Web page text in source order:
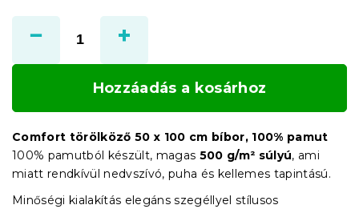
Hozzáadás a kosárhoz
Comfort törölköző 50 x 100 cm bíbor, 100% pamut
100% pamutból készült, magas 500 g/m² súlyú, ami
miatt rendkívül nedvszívó, puha és kellemes tapintású.
Minőségi kialakítás elegáns szegéllyel stílusos